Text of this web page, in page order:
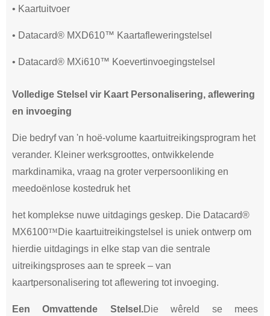
• Kaartuitvoer
• Datacard® MXD610™ Kaartafleweringstelsel
• Datacard® MXi610™ Koevertinvoegingstelsel
Volledige Stelsel vir Kaart Personalisering, aflewering
en invoeging
Die bedryf van 'n hoë-volume kaartuitreikingsprogram het
verander. Kleiner werksgroottes, ontwikkelende
markdinamika, vraag na groter verpersoonliking en
meedoënlose kostedruk het
het komplekse nuwe uitdagings geskep. Die Datacard®
MX6100™Die kaartuitreikingstelsel is uniek ontwerp om
hierdie uitdagings in elke stap van die sentrale
uitreikingsproses aan te spreek – van
kaartpersonalisering tot aflewering tot invoeging.
Een Omvattende Stelsel.Die wêreld se mees